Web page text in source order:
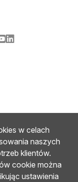
Facebook
w celach
naszych
klientów.
cookie można
ustawienia